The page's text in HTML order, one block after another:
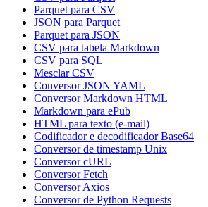
Parquet para CSV
JSON para Parquet
Parquet para JSON
CSV para tabela Markdown
CSV para SQL
Mesclar CSV
Conversor JSON YAML
Conversor Markdown HTML
Markdown para ePub
HTML para texto (e-mail)
Codificador e decodificador Base64
Conversor de timestamp Unix
Conversor cURL
Conversor Fetch
Conversor Axios
Conversor de Python Requests